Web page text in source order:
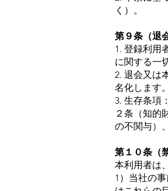
く）。
第９条（退
1. 登録利用
に関する一
2. 退会又は
名化します。
3. 生存条項
２条（知的
の不関与）
第１０条（
本利用者は
1）当社の